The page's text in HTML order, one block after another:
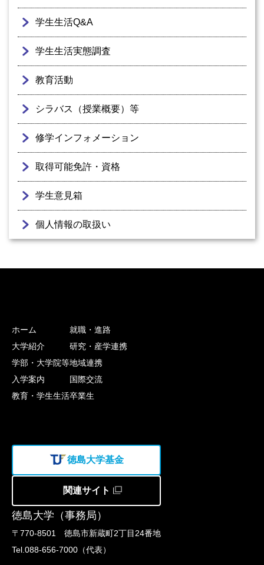
学生生活Q&A
学生生活実態調査
教育活動
シラバス（授業概要）等
修学インフォメーション
取得可能免許・資格
学生意見箱
個人情報の取扱い
徳島大学（事務局）
〒770-8501 徳島市新蔵町2丁目24番地
Tel.088-656-7000（代表）
ホーム
大学紹介
学部・大学院等
入学案内
教育・学生生活
就職・進路
研究・産学連携
地域連携
国際交流
卒業生
徳島大学基金
関連サイト